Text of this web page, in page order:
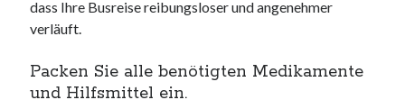
dass Ihre Busreise reibungsloser und angenehmer
verläuft.
Packen Sie alle benötigten Medikamente
und Hilfsmittel ein.